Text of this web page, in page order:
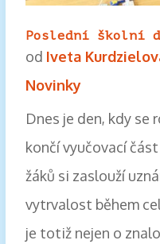
Poslední školní
od Iveta
Novinky
Dnes je den, kdy se
končí vyučovací
žáků si zaslouží
vytrvalost během
je totiž nejen o